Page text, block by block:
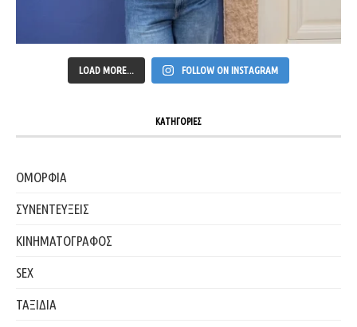
LOAD MORE... FOLLOW ON INSTAGRAM
ΚΑΤΗΓΟΡΙΕΣ
ΟΜΟΡΦΙΑ
ΣΥΝΕΝΤΕΥΞΕΙΣ
ΚΙΝΗΜΑΤΟΓΡΑΦΟΣ
SEX
ΤΑΞΙΔΙΑ